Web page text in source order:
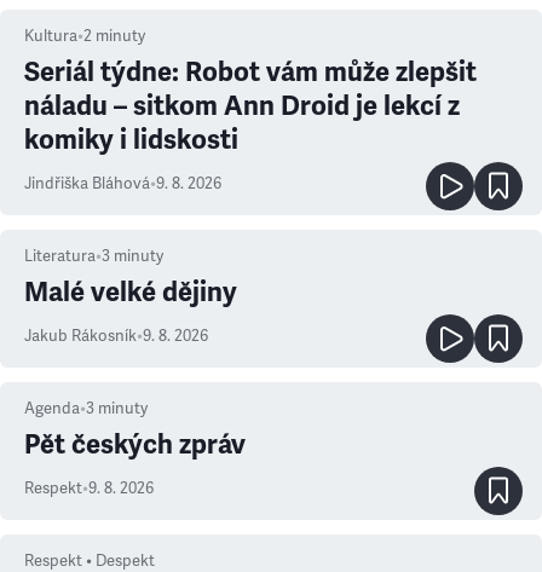
Kultura•2 minuty
Seriál týdne: Robot vám může zlepšit
náladu – sitkom Ann Droid je lekcí z
komiky i lidskosti
Jindřiška Bláhová•9. 8. 2026
Literatura•3 minuty
Malé velké dějiny
Jakub Rákosník•9. 8. 2026
Agenda•3 minuty
Pět českých zpráv
Respekt•9. 8. 2026
Respekt • Despekt